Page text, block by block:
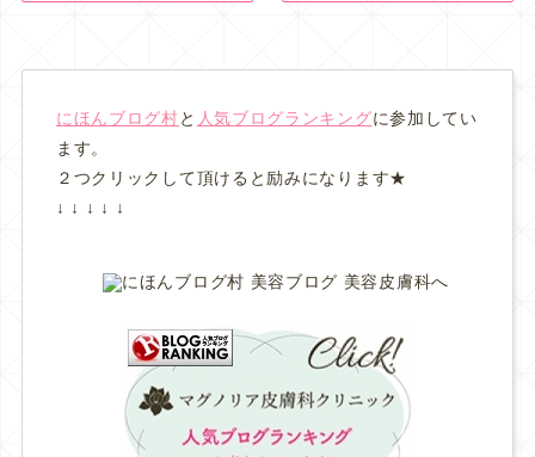
にほんブログ村と 人気ブログランキングに参加してい
ます。
２つクリックして頂けると励みになります★
↓ ↓ ↓ ↓ ↓